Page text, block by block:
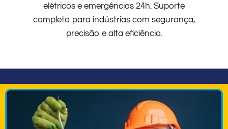
elétricos e emergências 24h. Suporte
completo para indústrias com segurança,
precisão e alta eficiência.